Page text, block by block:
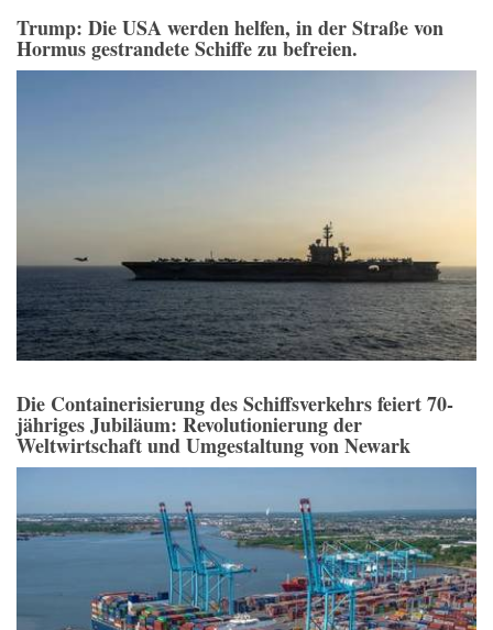
Trump: Die USA werden helfen, in der Straße von
Hormus gestrandete Schiffe zu befreien.
Die Containerisierung des Schiffsverkehrs feiert 70-
jähriges Jubiläum: Revolutionierung der
Weltwirtschaft und Umgestaltung von Newark